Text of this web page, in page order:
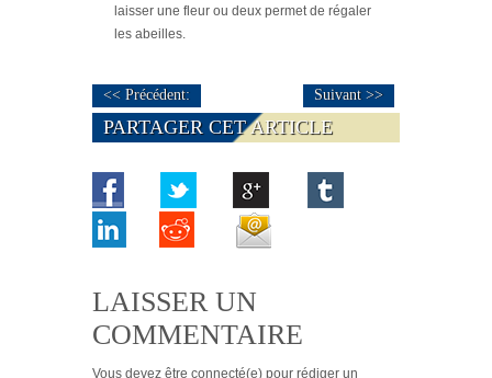
laisser une fleur ou deux permet de régaler
les abeilles.
<< Précédent: Suivant >>
PARTAGER CET ARTICLE
LAISSER UN
COMMENTAIRE
Vous devez être connecté(e) pour rédiger un